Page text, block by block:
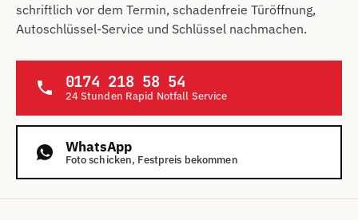
schriftlich vor dem Termin, schadenfreie Türöffnung,
Autoschlüssel-Service und Schlüssel nachmachen.
0174 218 58 54
24 Stunden Rapid Notfall Service
WhatsApp
Foto schicken, Festpreis bekommen